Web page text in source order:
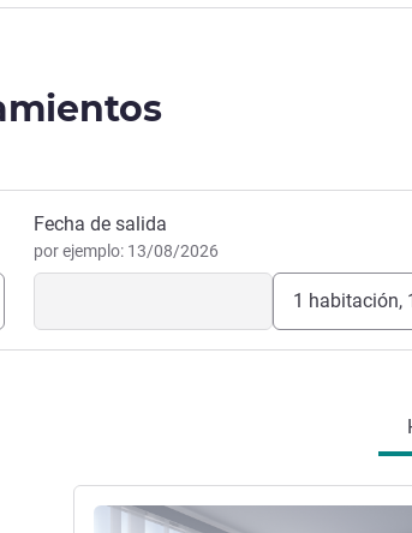
Fecha de salida
por ejemplo: 13/08/2026
1 habitación,
Más información